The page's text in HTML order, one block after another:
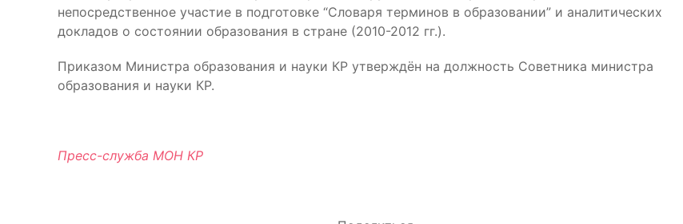
непосредственное участие в подготовке “Словаря терминов в образовании” и аналитических
докладов о состоянии образования в стране (2010-2012 гг.).
Приказом Министра образования и науки КР утверждён на должность Советника министра
образования и науки КР.
Пресс-служба МОН КР